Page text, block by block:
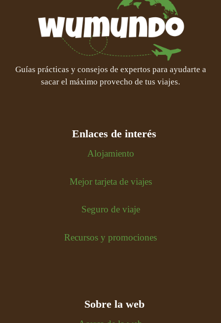
Guías prácticas y consejos de expertos para ayudarte a
sacar el máximo provecho de tus viajes.
Enlaces de interés
Alojamiento
Mejor tarjeta de viajes
Seguro de viaje
Recursos y promociones
Sobre la web